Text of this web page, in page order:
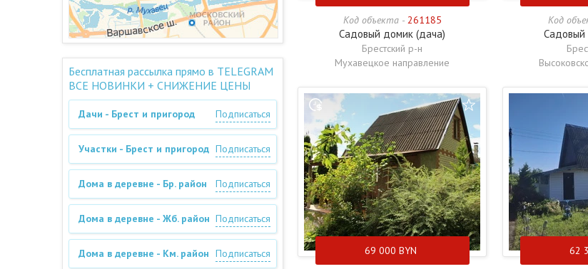
Бесплатная рассылка прямо в TELEGRAM
ВСЕ НОВИНКИ + СНИЖЕНИЕ ЦЕНЫ
Дачи - Брест и пригород Подписаться
Участки - Брест и пригород Подписаться
Дома в деревне - Бр. район Подписаться
Дома в деревне - Жб. район Подписаться
Дома в деревне - Км. район Подписаться
Код объекта - 261185
Садовый домик (дача)
Брестский р-н
Мухавецкое направление
Код
Садовый
69 000 BYN 62